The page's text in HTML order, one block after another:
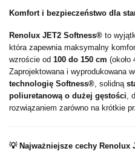
Komfort i bezpieczeństwo dla
Renolux JET2 Softness® to
która zapewnia maksymalny
wzroście od 100 do 150 cm (około
Zaprojektowana i wyprodukowana
technologię Softness® , solidną
poliuretanową o dużej gęstości ,
rozwiązaniem zarówno na krótkie
💡 Najważniejsze cechy Renolux